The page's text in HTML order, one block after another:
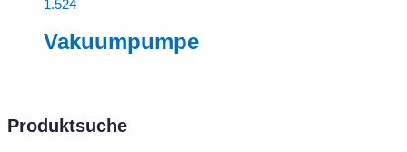
1.524
Vakuumpumpe
Produktsuche